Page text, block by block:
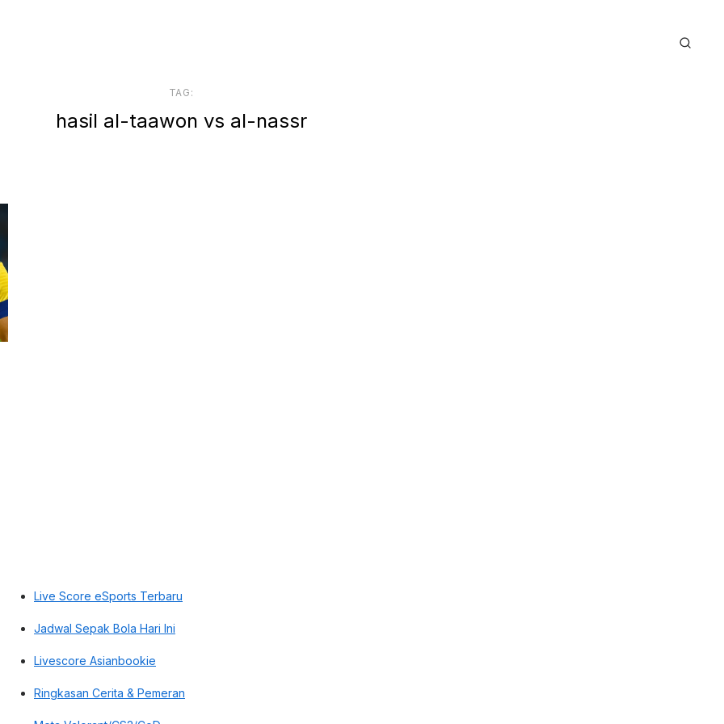
TAG:
hasil al-taawon vs al-nassr
Live Score eSports Terbaru
Jadwal Sepak Bola Hari Ini
Livescore Asianbookie
Ringkasan Cerita & Pemeran